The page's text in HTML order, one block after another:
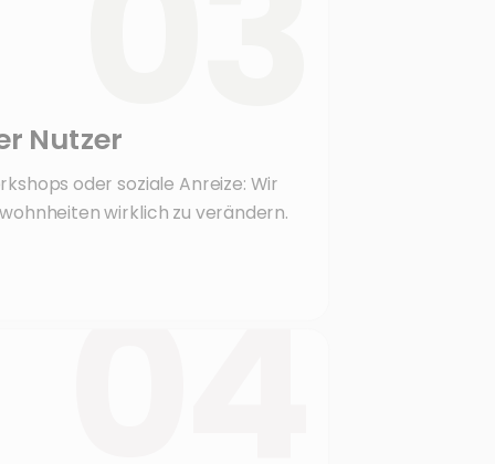
Nutzer
oder soziale Anreize: Wir
wirklich zu verändern.